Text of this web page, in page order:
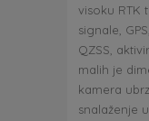
visoku RTK
signale,
QZSS,
malih je
kamera
snalaženje